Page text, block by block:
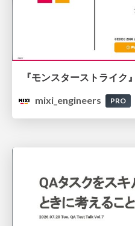
mixi_engineers
PRO